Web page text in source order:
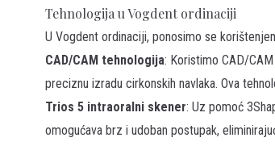
Tehnologija u Vogdent ordinaciji
U Vogdent ordinaciji, ponosimo se
CAD/CAM tehnologija: Koristimo CAD/
preciznu izradu cirkonskih navlaka. Ova
Trios 5 intraoralni skener: Uz pomoć
omogućava brz i udoban postupak,